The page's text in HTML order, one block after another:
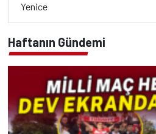
Yenice
Haftanın Gündemi